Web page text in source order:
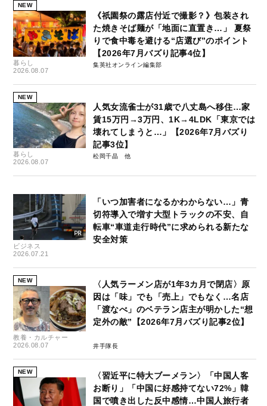
NEW
暮らし
2026.08.07
《祇園祭の露店付近で撮影？》包装され
た焼きそば麺が「地面に直置き…」 夏祭
りで食中毒を避ける“店選び”のポイント
【2026年7月バズり記事4位】
集英社オンライン編集部
NEW
暮らし
2026.08.07
人気女流雀士が31歳で八丈島へ移住…家
賃15万円→3万円、1K→4LDK「東京では
壊れてしまうと…」【2026年7月バズり
記事3位】
松岡千晶
ビジネス
2026.07.21
「いつ加害者になるかわからない…」青
切符導入で増す大型トラックの不安、自
転車“車道走行時代”に求められる新たな
安全対策
NEW
教養・カルチャー
2026.08.07
〈人気ラーメン店が1年3カ月で閉店〉原
因は「味」でも「売上」でもなく…名店
「渡なべ」のベテラン店主が明かした“想
定外の敵”【2026年7月バズり記事2位】
井手隊長
NEW
〈習近平に特大ブーメラン〉「中国人客
お断り」「中国に好感持てない72%」韓
国で噴き出した反中感情…中国人旅行者